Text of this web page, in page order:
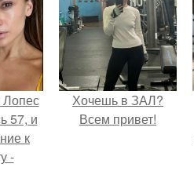
57, и
к
-
Хочешь в ЗАЛ?
Всем привет!